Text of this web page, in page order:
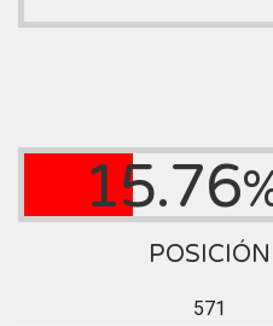
15.76
POSICIÓN
571